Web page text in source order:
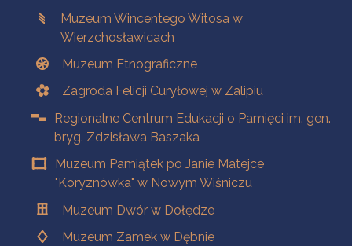
Muzeum Wincentego Witosa w
Wierzchosławicach
Muzeum Etnograficzne
Zagroda Felicji Curyłowej w Zalipiu
Regionalne Centrum Edukacji o Pamięci im. gen.
bryg. Zdzisława Baszaka
Muzeum Pamiątek po Janie Matejce
"Koryznówka" w Nowym Wiśniczu
Muzeum Dwór w Dołędze
Muzeum Zamek w Dębnie